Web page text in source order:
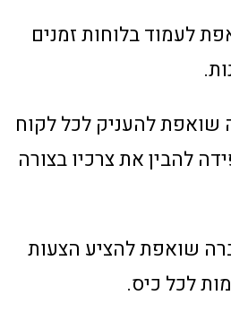
לעמוד בלוחות זמנים
שואפת להעניק לכל לקוח
להבין את צרכיו בצורה
שואפת להציע הצעות
לכל כיס.